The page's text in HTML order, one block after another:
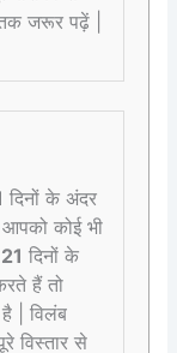
जरूर पढ़ें |
दिनों के अंदर
कोई भी
21 दिनों के
हैं तो
| विलंब
विस्तार से